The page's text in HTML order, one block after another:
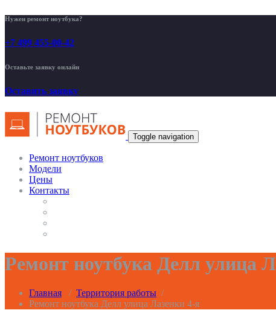
Нужен ремонт ноутбука?
+7 499 455-00-42
Оставьте заявку онлайн
Оставить заявку
Toggle navigation
Ремонт ноутбуков
Модели
Цены
Контакты
Ремонт ноутбука Делл улица
Главная / Территория работы /
Ремонт ноутбука Делл улица Лазенки 4-я